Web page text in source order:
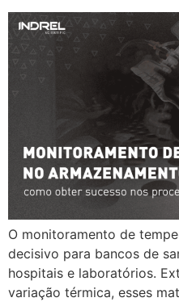
O monitoramento de
decisivo para bancos de
hospitais e laboratórios.
variação térmica, esses